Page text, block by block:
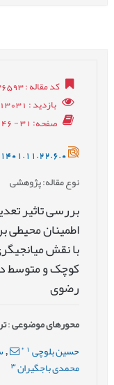
کد مقاله: 1401012436593
بازدید: 13031
صفحه: 31 - 46
نوع مقاله: پژوهشی
بررسی تاثیر
اطمینان محیطی
با نقش
کوچک و متوسط
رضوی
محورهای موضوعی:
حسین بلوچی *
,
محمدی باجگیران 3